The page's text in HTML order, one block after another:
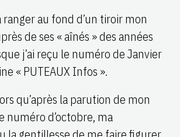
ranger au fond d’un tiroir mon
de ses « aînés » des années
j’ai reçu le numéro de Janvier
« PUTEAUX Infos ».
qu’après la parution de mon
numéro d’octobre, ma